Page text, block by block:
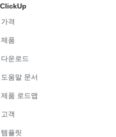
ClickUp
가격
제품
다운로드
도움말 문서
제품 로드맵
고객
템플릿